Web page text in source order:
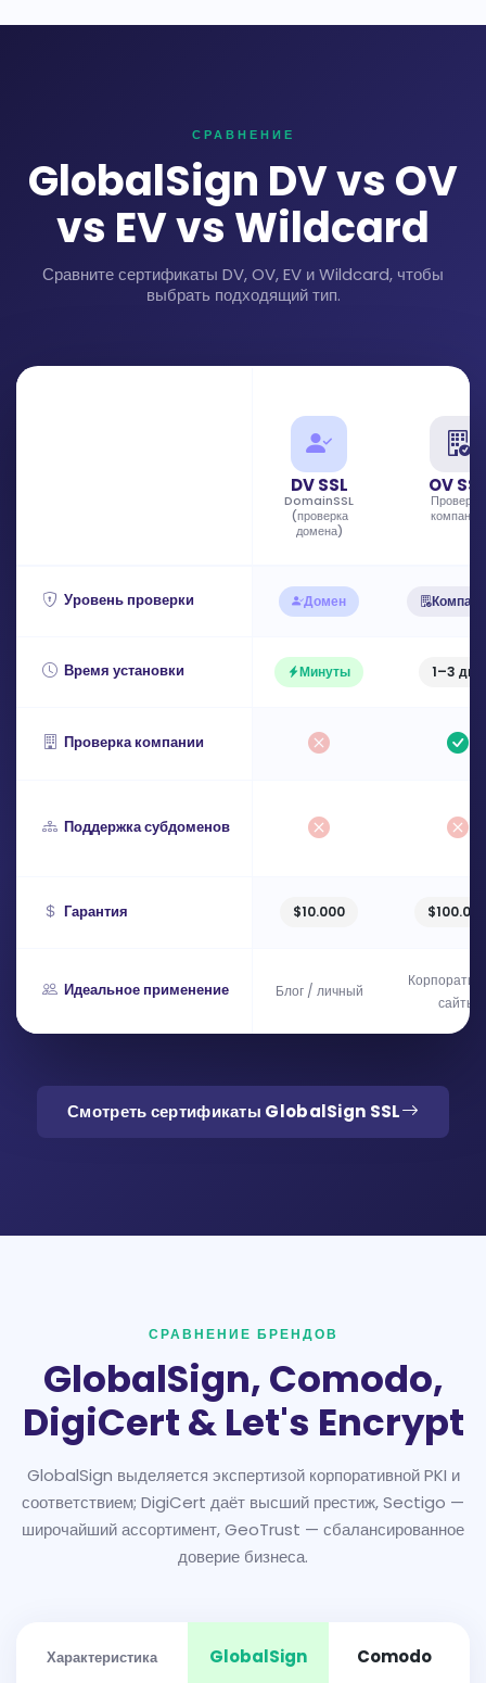
СРАВНЕНИЕ
GlobalSign DV vs OV
vs EV vs Wildcard
Сравните сертификаты DV, OV, EV и Wildcard, чтобы
выбрать подходящий тип.
DV SSL
DomainSSL
(проверка
домена)
OV SSL
Проверка
компании
Уровень проверки Домен
Время установки Минуты 1–3 дня
Проверка компании
Поддержка субдоменов
Гарантия $10.000
Идеальное применение Блог / личный
сайты
Смотреть сертификаты GlobalSign SSL
СРАВНЕНИЕ БРЕНДОВ
GlobalSign, Comodo,
DigiCert & Let's Encrypt
GlobalSign выделяется экспертизой корпоративной PKI и
соответствием; DigiCert даёт высший престиж, Sectigo —
широчайший ассортимент, GeoTrust — сбалансированное
доверие бизнеса.
Характеристика GlobalSign Comodo